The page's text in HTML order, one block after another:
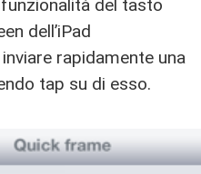
del tasto
dell’iPad
rapidamente una
tap su di esso.